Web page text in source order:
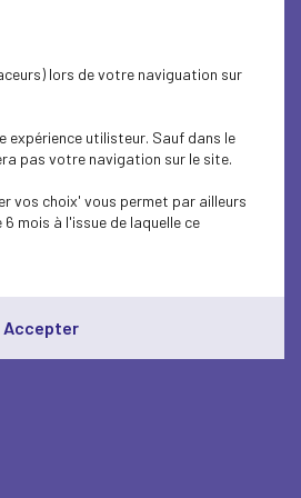
lors de votre naviguation sur
expérience utilisteur. Sauf dans le
pas votre navigation sur le site.
vos choix' vous permet par ailleurs
mois à l'issue de laquelle ce
Accepter